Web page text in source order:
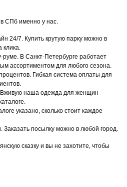
в СПб именно у нас.
24/7. Купить крутую парку можно в
клика.
В Санкт-Петербурге работает
ассортиментом для любого сезона.
Гибкая система оплаты для
наша одежда для женщин
указано, сколько стоит каждое
Заказать посылку можно в любой город.
сказку и вы не захотите, чтобы